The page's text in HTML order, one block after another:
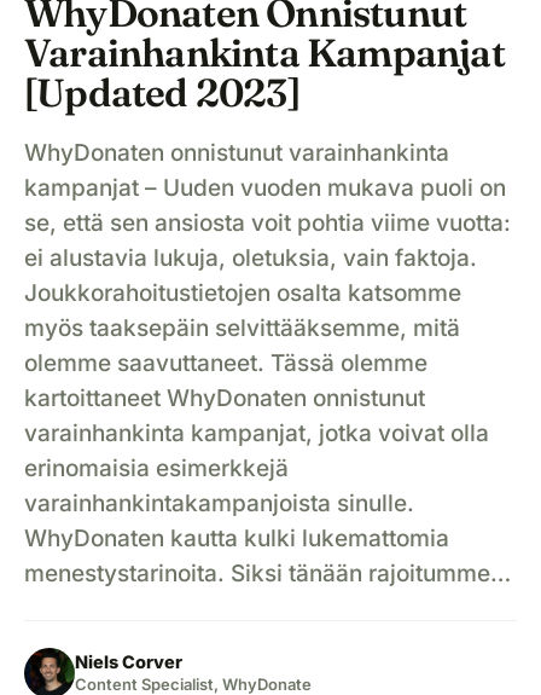
WhyDonaten Onnistunut
Varainhankinta Kampanjat
[Updated 2023]
WhyDonaten onnistunut varainhankinta
kampanjat – Uuden vuoden mukava puoli on
se, että sen ansiosta voit pohtia viime vuotta:
ei alustavia lukuja, oletuksia, vain faktoja.
Joukkorahoitustietojen osalta katsomme
myös taaksepäin selvittääksemme, mitä
olemme saavuttaneet. Tässä olemme
kartoittaneet WhyDonaten onnistunut
varainhankinta kampanjat, jotka voivat olla
erinomaisia esimerkkejä
varainhankintakampanjoista sinulle.
WhyDonaten kautta kulki lukemattomia
menestystarinoita. Siksi tänään rajoitumme…
Niels Corver
Content Specialist, WhyDonate